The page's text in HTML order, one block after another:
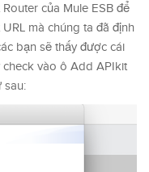
của Mule ESB để
mà chúng ta đã định
bạn sẽ thấy được cái
vào ô Add APIkit
sau: